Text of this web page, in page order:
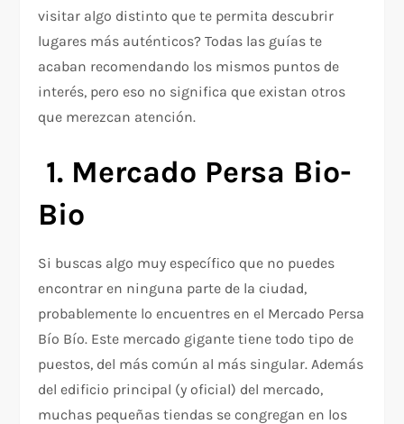
visitar algo distinto que te permita descubrir
lugares más auténticos? Todas las guías te
acaban recomendando los mismos puntos de
interés, pero eso no significa que existan otros
que merezcan atención.
1. Mercado Persa Bio-
Bio
Si buscas algo muy específico que no puedes
encontrar en ninguna parte de la ciudad,
probablemente lo encuentres en el Mercado Persa
Bío Bío. Este mercado gigante tiene todo tipo de
puestos, del más común al más singular. Además
del edificio principal (y oficial) del mercado,
muchas pequeñas tiendas se congregan en los